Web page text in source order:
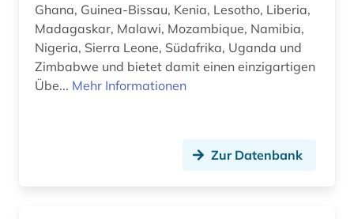
finnlandschweden (1)
florida (1)
flucht (1)
Ghana, Guinea-Bissau, Kenia, Lesotho, Liberia,
Madagaskar, Malawi, Mozambique, Namibia,
Nigeria, Sierra Leone, Südafrika, Uganda und
Zimbabwe und bietet damit einen einzigartigen
Übe... Mehr Informationen
Zur Datenbank